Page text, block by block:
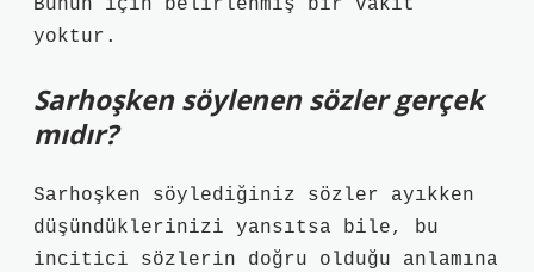
Bunun için belirlenmiş bir vakit
yoktur.
Sarhoşken söylenen sözler gerçek
mıdır?
Sarhoşken söylediğiniz sözler ayıkken
düşündüklerinizi yansıtsa bile, bu
incitici sözlerin doğru olduğu anlamına